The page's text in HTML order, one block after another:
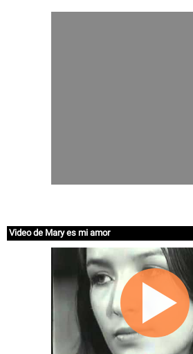
Video de Mary es mi amor